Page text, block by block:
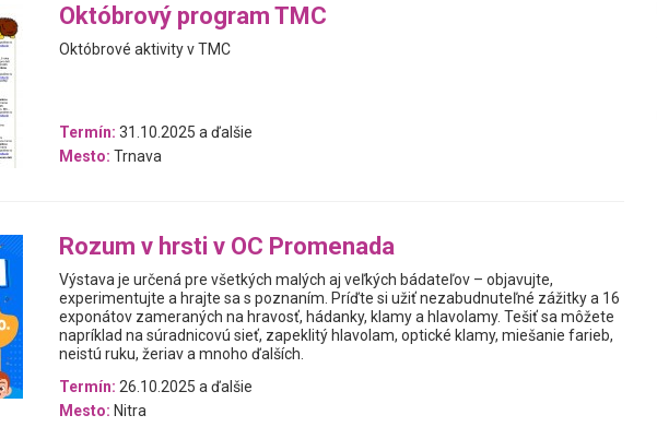
Októbrový program TMC
Októbrové aktivity v TMC
Termín: 31.10.2025 a ďalšie
Mesto: Trnava
Rozum v hrsti v OC Promenada
Výstava je určená pre všetkých malých aj veľkých bádateľov – objavujte,
experimentujte a hrajte sa s poznaním. Príďte si užiť nezabudnuteľné zážitky a 16
exponátov zameraných na hravosť, hádanky, klamy a hlavolamy. Tešiť sa môžete
napríklad na súradnicovú sieť, zapeklitý hlavolam, optické klamy, miešanie farieb,
neistú ruku, žeriav a mnoho ďalších.
Termín: 26.10.2025 a ďalšie
Mesto: Nitra